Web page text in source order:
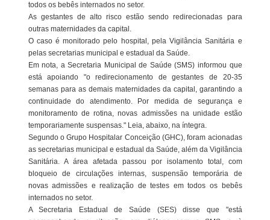
todos os bebês internados no setor.
As gestantes de alto risco estão sendo redirecionadas para
outras maternidades da capital.
O caso é monitorado pelo hospital, pela Vigilância Sanitária e
pelas secretarias municipal e estadual da Saúde.
Em nota, a Secretaria Municipal de Saúde (SMS) informou que
está apoiando "o redirecionamento de gestantes de 20-35
semanas para as demais maternidades da capital, garantindo a
continuidade do atendimento. Por medida de segurança e
monitoramento de rotina, novas admissões na unidade estão
temporariamente suspensas." Leia, abaixo, na íntegra.
Segundo o Grupo Hospitalar Conceição (GHC), foram acionadas
as secretarias municipal e estadual da Saúde, além da Vigilância
Sanitária. A área afetada passou por isolamento total, com
bloqueio de circulações internas, suspensão temporária de
novas admissões e realização de testes em todos os bebês
internados no setor.
A Secretaria Estadual de Saúde (SES) disse que "está